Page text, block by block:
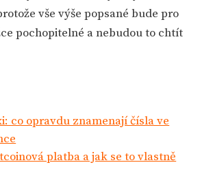
vše výše popsané bude pro
pochopitelné a nebudou to chtít
co opravdu znamenají čísla ve
platba a jak se to vlastně